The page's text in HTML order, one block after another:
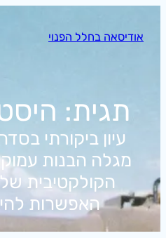
לתוכןאודיסאה בחלל הפנוי
תגית:
עיון ביקורתי
מגלה הבנות
הקולקטיבית של
האפשרות